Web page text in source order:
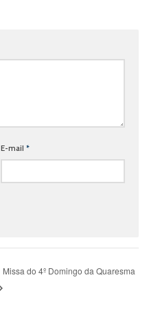
E-mail *
Missa do 4º Domingo da Quaresma